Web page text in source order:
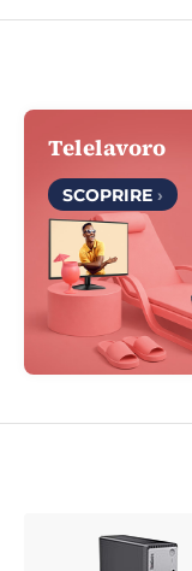
Telelavoro
SCOPRIRE ›